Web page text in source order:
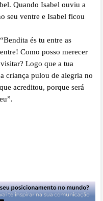
Quando Isabel ouviu a
seu ventre e Isabel ficou
és tu entre as
Como posso merecer
Logo que a tua
criança pulou de alegria no
acreditou, porque será